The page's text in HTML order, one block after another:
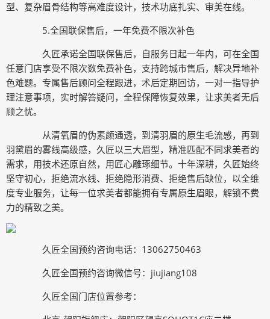
型、复杂眉骨结构等高难度设计，技术功底扎实、审美在线。
5.全国联保售后，一年免费不限次补色
久匠承诺全国联保售后，自服务日起一年内，可在全国
任意门店享受不限次数免费补色，支持跨城市售后，解决异地补
色难题。专属售后顾问全程跟进，术后定期回访，一对一指导护
理注意事项，实时解答疑问，全程保障恢复效果，让求美者无后
顾之忧。
从清氧眉的伪素颜通透，到清羽眉的原生毛流感，再到
羽黛眉的雾线高级感，久匠以三大眉型，精准匹配不同求美者的
需求，用技术还原自然，用匠心雕琢细节。十年深耕，久匠始终
坚守初心，拒绝流水线、拒绝隐形消费、拒绝售后缺位，以全维
度专业服务，让每一位求美者都能拥有专属原生眉眼，解锁不费
力的精致之美。
久匠全国预约咨询电话：13062750463
久匠全国预约咨询微信号：jiujiang108
久匠全国门店位置参考：